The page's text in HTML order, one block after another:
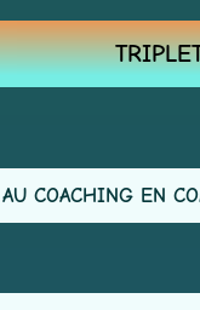
COACHING EN